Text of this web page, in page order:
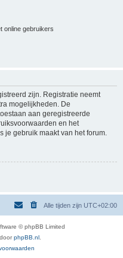
online gebruikers
zijn. Registratie neemt
mogelijkheden. De
aan geregistreerde
en het
gebruik maakt van het forum.
Alle tijden zijn UTC+02:00
© phpBB Limited
phpBB.nl